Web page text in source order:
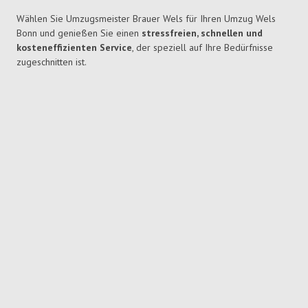
Wählen Sie Umzugsmeister Brauer Wels für Ihren Umzug Wels
Bonn und genießen Sie einen stressfreien, schnellen und
kosteneffizienten Service, der speziell auf Ihre Bedürfnisse
zugeschnitten ist.